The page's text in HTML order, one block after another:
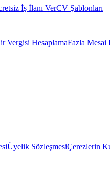
İş İlanı VerCV Şablonları
Vergisi HesaplamaFazla Mesai
Üyelik SözleşmesiÇerezlerin